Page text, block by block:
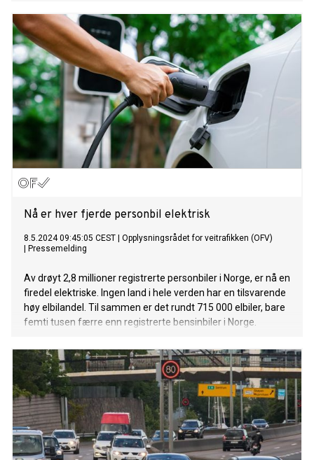
Nå er hver fjerde personbil elektrisk
8.5.2024 09:45:05 CEST
Opplysningsrådet for veitrafikken (OFV)
Pressemelding
Av drøyt 2,8 millioner registrerte personbiler i Norge, er nå en
firedel elektriske. Ingen land i hele verden har en tilsvarende
høy elbilandel. Til sammen er det rundt 715 000 elbiler, bare
femti tusen færre enn registrerte bensinbiler i Norge.